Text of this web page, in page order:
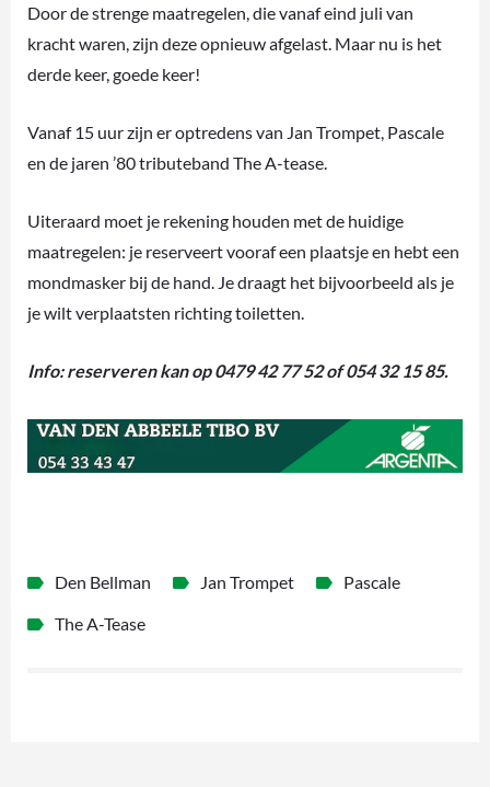
Door de strenge maatregelen, die vanaf eind juli van
kracht waren, zijn deze opnieuw afgelast. Maar nu is het
derde keer, goede keer!
Vanaf 15 uur zijn er optredens van Jan Trompet, Pascale
en de jaren ’80 tributeband The A-tease.
Uiteraard moet je rekening houden met de huidige
maatregelen: je reserveert vooraf een plaatsje en hebt een
mondmasker bij de hand. Je draagt het bijvoorbeeld als je
je wilt verplaatsten richting toiletten.
Info: reserveren kan op 0479 42 77 52 of 054 32 15 85.
Den Bellman Jan Trompet
Pascale
The A-Tease